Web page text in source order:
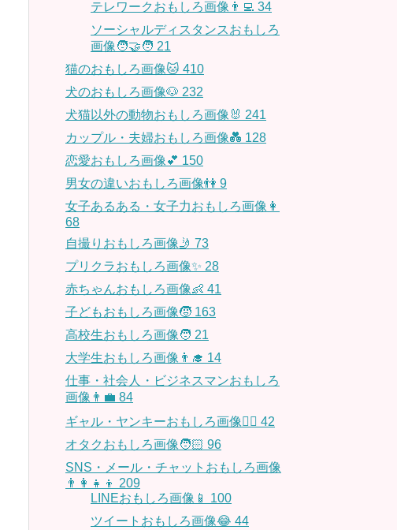
テレワークおもしろ画像👨‍💻 34
ソーシャルディスタンスおもしろ
画像🧑‍🤝‍🧑 21
猫のおもしろ画像🐱 410
犬のおもしろ画像🐶 232
犬猫以外の動物おもしろ画像🐰 241
カップル・夫婦おもしろ画像💑 128
恋愛おもしろ画像💕 150
男女の違いおもしろ画像👫 9
女子あるある・女子力おもしろ画像👩
68
自撮りおもしろ画像🤳 73
プリクラおもしろ画像✨ 28
赤ちゃんおもしろ画像👶 41
子どもおもしろ画像🧒 163
高校生おもしろ画像🧑 21
大学生おもしろ画像👨‍🎓 14
仕事・社会人・ビジネスマンおもしろ
画像👨‍💼 84
ギャル・ヤンキーおもしろ画像👱‍♀️ 42
オタクおもしろ画像🧑🏻 96
SNS・メール・チャットおもしろ画像
👨‍👩‍👧‍👦 209
LINEおもしろ画像📱 100
ツイートおもしろ画像😂 44